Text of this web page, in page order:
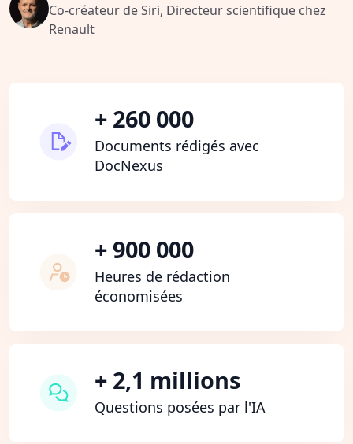
Co-créateur de Siri, Directeur scientifique chez
Renault
+ 260 000
Documents rédigés avec
DocNexus
+ 900 000
Heures de rédaction
économisées
+ 2,1 millions
Questions posées par l'IA